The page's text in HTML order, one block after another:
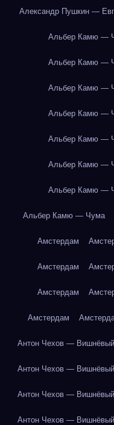
Александр Пушкин —
Альбер Камю —
Альбер Камю —
Альбер Камю —
Альбер Камю —
Альбер Камю —
Альбер Камю —
Альбер Камю —
Альбер Камю — Чума
Амстердам
Амстердам
Амстердам
Амстердам
Антон Чехов —
Антон Чехов —
Антон Чехов —
Антон Чехов —